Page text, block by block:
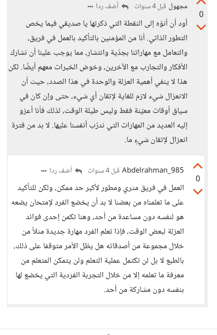
0
مجهول قبل 4 سنوات أضف ردا
أود أن أنوّه إلى النقطة التي ذكرتها يا صديقي فيما يخص
التطور الذاتي. أنا من المؤمنين بالتأكيد بالعمل في فريق،
والتعامل مع مهاراتنا بجدّية وانتشار، مما يوجب علينا أن نشارك
الأفكار والتجارب مع الآخرين، وخوض الخبرات معهم أيضًا. لكن
هذا لا ينفي أهمية العزلة والوحدة في هذا الصدد، حيث أن
الانعزال شيء لازم للغاية لإتقان أي شيء، حتى وإن كان في
سياق أوقات معيّنة فقط وليس طيلة الوقت، لذلك فأنا أعزو
إليه العديد من المهارات التي ندرّب أنفسنا عليها. لا بد من فترة
انعزال لإتقان شيءٍ ما.
0
Abdelrahman_985 قبل 4 سنوات أضف ردا
العمل في فريق مثري ومطور لأكبر حد ممكن، ولكن للتأكيد
على ما تعلمناه من بعضنا لا بد أن يخضع الفرد لإمتحان يضعه
هو لنفسه دون مساعدة من أحد، وهنا تكمن إحدى فوائد
العزلة لبعض الوقت، فإذا تعلم الفرد مهارة جديدة مثلاً من
خلال مجموعة من أصدقائه هل يظل الأمر متوقفا على ذلك،
بالطبع لا بل لن تكتمل عملية التعلم ولن يتمكن المتعلم من
معرفة ما تعلمه إلا من خلال التجربة الفردية التي يخضع لها
بنفسه دون مشاركة من أحد.